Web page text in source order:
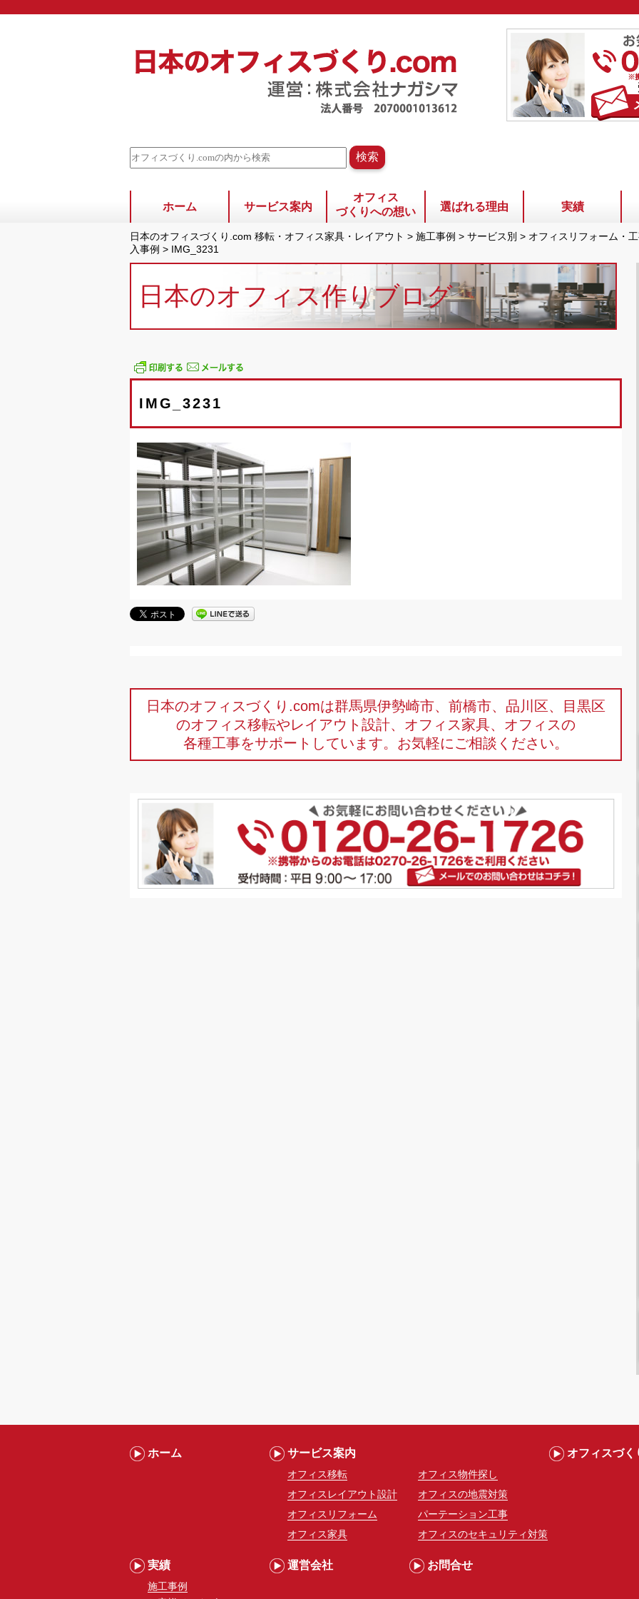
ホーム サービス案内
オフィス
づくりへの想い
選ばれる理由 実績
日本のオフィスづくり.com 移転・オフィス家具・レイアウト > 施工事例 > サービス別 > オフィスリフォーム・
入事例 > IMG_3231
日本のオフィス作りブログ
IMG_3231
日本のオフィスづくり.comは群馬県伊勢崎市、前橋市、品川区、目黒区
のオフィス移転やレイアウト設計、オフィス家具、オフィスの
各種工事をサポートしています。お気軽にご相談ください。
ホーム サービス案内
オフィス移転
オフィス物件探し
オフィスレイアウト設計
オフィスの地震対策
オフィスリフォーム
パーテーション工事
オフィス家具
オフィスのセキュリティ対策
オフィスづく
実績
施工事例
運営会社 お問合せ